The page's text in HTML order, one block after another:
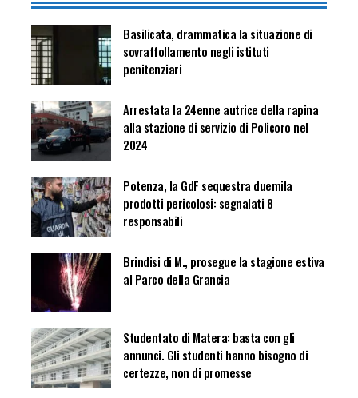
Basilicata, drammatica la situazione di
sovraffollamento negli istituti
penitenziari
Arrestata la 24enne autrice della rapina
alla stazione di servizio di Policoro nel
2024
Potenza, la GdF sequestra duemila
prodotti pericolosi: segnalati 8
responsabili
Brindisi di M., prosegue la stagione estiva
al Parco della Grancia
Studentato di Matera: basta con gli
annunci. Gli studenti hanno bisogno di
certezze, non di promesse